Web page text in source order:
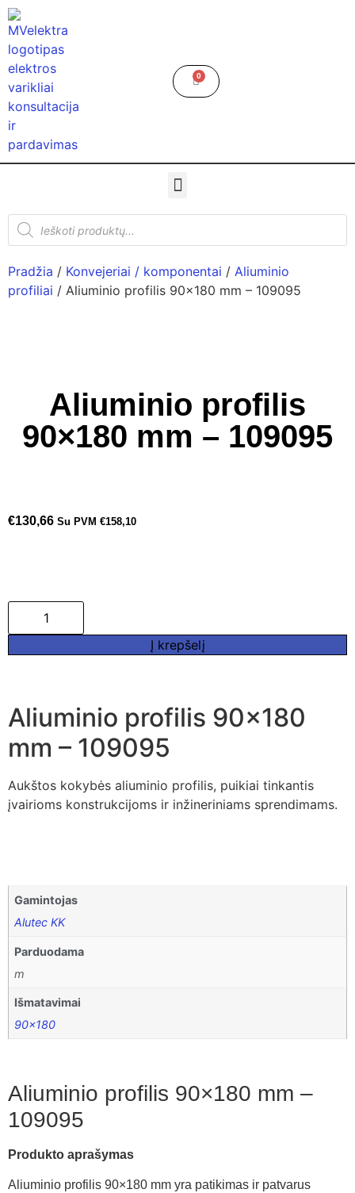
0
Pradžia / Konvejeriai / komponentai / Aliuminio
profiliai / Aliuminio profilis 90×180 mm – 109095
Aliuminio profilis
90×180 mm – 109095
€130,66 Su PVM €158,10
Į krepšelį
Aliuminio profilis 90×180
mm – 109095
Aukštos kokybės aliuminio profilis, puikiai tinkantis
įvairioms konstrukcijoms ir inžineriniams sprendimams.
Gamintojas
Alutec KK
Parduodama
m
Išmatavimai
90×180
Aliuminio profilis 90×180 mm –
109095
Produkto aprašymas
Aliuminio profilis 90×180 mm yra patikimas ir patvarus